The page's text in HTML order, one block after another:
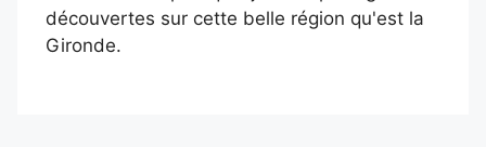
découvertes sur cette belle région qu'est la
Gironde.